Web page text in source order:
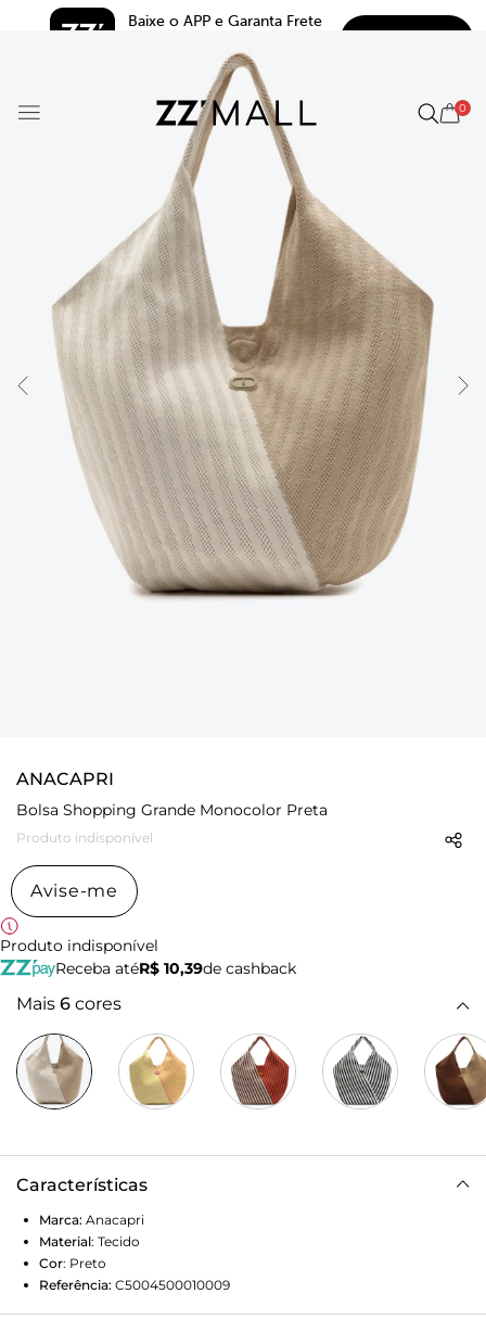
Baixe o APP e Garanta Frete
5.0
0
ANACAPRI
Bolsa Shopping Grande Monocolor Preta
Produto indisponível
Avise-me
Produto indisponível
Receba atéR$ 10,39de cashback
Mais 6 cores
Características
Marca: Anacapri
Material: Tecido
Cor: Preto
Referência: C5004500010009